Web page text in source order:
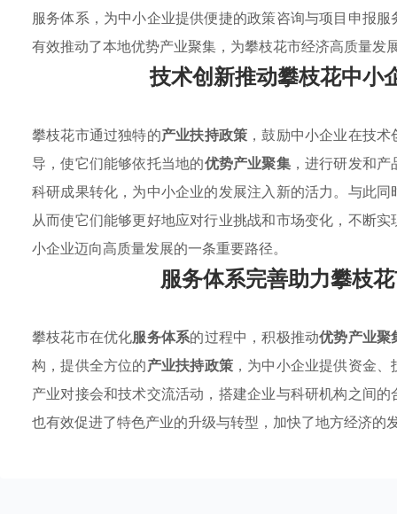
服务体系，为中小企业提供便捷的政策咨询与项目申报
有效推动了本地优势产业聚集，为攀枝花市经济高质量发
技术创新推动攀枝花中小
攀枝花市通过独特的产业扶持政策 ，鼓励中小企业在技
导，使它们能够依托当地的优势产业聚集，进行研发和产
科研成果转化，为中小企业的发展注入新的活力。与此同
从而使它们能够更好地应对行业挑战和市场变化，不断
小企业迈向高质量发展的一条重要路径。
服务体系完善助力攀枝
攀枝花市在优化服务体系的过程中，积极推动优势产业聚
构，提供全方位的产业扶持政策，为中小企业提供资金
产业对接会和技术交流活动，搭建企业与科研机构之间
也有效促进了特色产业的升级与转型，加快了地方经济的